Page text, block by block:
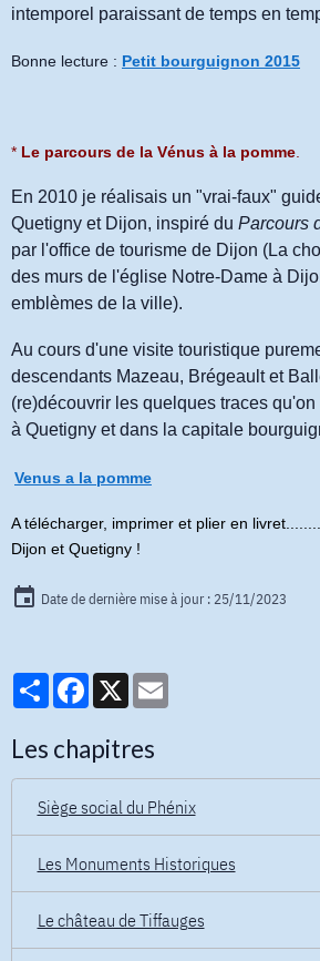
intemporel paraissant de temps en
Bonne lecture : Petit bourguignon 2015
* Le parcours de la Vénus à la pomme
En 2010 je réalisais un "vrai-faux"
Quetigny et Dijon, inspiré du Parcours
par l'office de tourisme de Dijon (La
des murs de l'église Notre-Dame à
emblèmes de la ville).
Au cours d'une visite touristique
descendants Mazeau, Brégeault et
(re)découvrir les quelques traces
à Quetigny et dans la capitale
Venus a la pomme
A télécharger, imprimer et plier en
Dijon et Quetigny !
Date de dernière mise à jour : 25/11/2023
PartagerFacebook
X
Les chapitres
Siège social du Phénix
Les Monuments Historiques
Le château de Tiffauges